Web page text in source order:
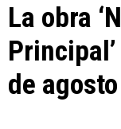
La obra
de agosto